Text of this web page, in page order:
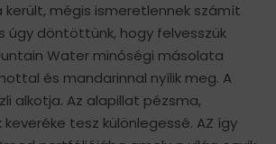
került, mégis ismeretlennek számít
úgy döntöttünk, hogy felvesszük
Water minőségi másolata
és mandarinnal nyílik meg. A
alkotja. Az alapillat pézsma,
tesz különlegessé. AZ így